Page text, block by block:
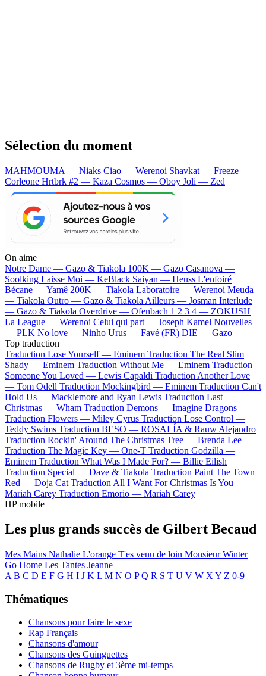
Sélection du moment
MAHMOUMA — Niaks Ciao — Werenoi Shavkat — Freeze
Corleone Hrtbrk #2 — Kaza Cosmos — Oboy Joli — Zed
On aime
Notre Dame — Gazo & Tiakola 100K — Gazo Casanova —
Soolking Laisse Moi — KeBlack Saiyan — Heuss L'enfoiré
Bécane —Yamê 200K — Tiakola Laboratoire — Werenoi Meuda
— Tiakola Outro — Gazo & Tiakola Ailleurs — Josman Interlude
— Gazo & Tiakola Overdrive — Ofenbach 1 2 3 4 — ZOKUSH
La League — Werenoi Celui qui part — Joseph Kamel Nouvelles
— PLK No love — Ninho Urus — Favé (FR) DIE — Gazo
Top traduction
Traduction Lose Yourself — Eminem Traduction The Real Slim
Shady — Eminem Traduction Without Me — Eminem Traduction
Someone You Loved — Lewis Capaldi Traduction Another Love
— Tom Odell Traduction Mockingbird — Eminem Traduction Can't
Hold Us — Macklemore and Ryan Lewis Traduction Last
Christmas — Wham Traduction Demons — Imagine Dragons
Traduction Flowers — Miley Cyrus Traduction Lose Control —
Teddy Swims Traduction BESO — ROSALÍA & Rauw Alejandro
Traduction Rockin' Around The Christmas Tree — Brenda Lee
Traduction The Magic Key — One-T Traduction Godzilla —
Eminem Traduction What Was I Made For? — Billie Eilish
Traduction Special — Dave & Tiakola Traduction Paint The Town
Red — Doja Cat Traduction All I Want For Christmas Is You —
Mariah Carey Traduction Emorio — Mariah Carey
HP mobile
Les plus grands succès de Gilbert Becaud
Mes Mains Nathalie L'orange T'es venu de loin Monsieur Winter
Go Home Les Tantes Jeanne
A B C D E F G H I J K L M N O P Q R S T U V W X Y Z 0-9
Thématiques
Chansons pour faire le sexe
Rap Français
Chansons d'amour
Chansons des Guinguettes
Chansons de Rugby et 3ème mi-temps